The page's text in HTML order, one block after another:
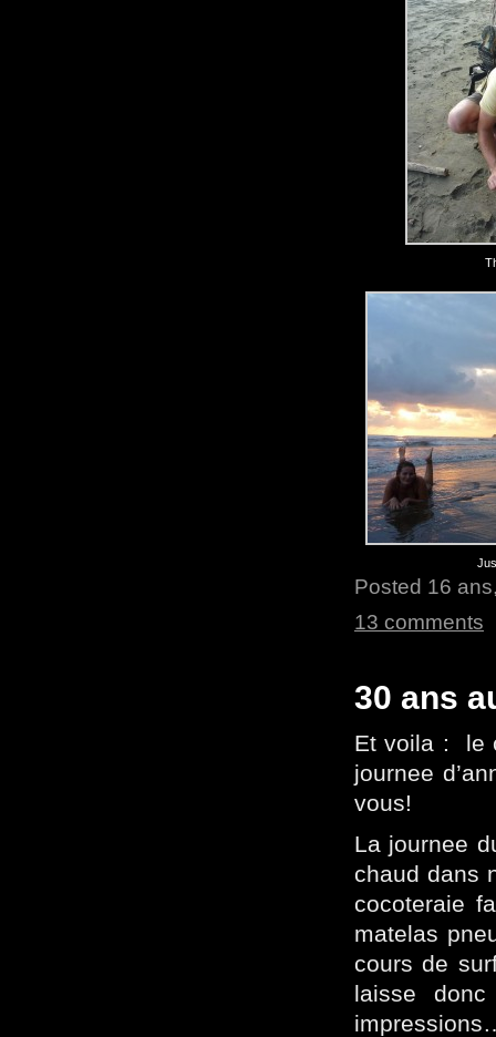
Posted 16
13 comments
30 ans
Et voila : le
journee
vous!
La journee
chaud dans
cocoteraie
matelas
cours de
laisse